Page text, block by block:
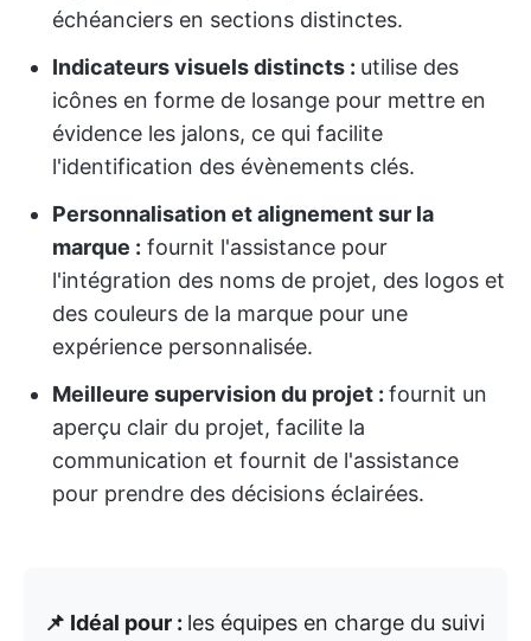
échéanciers en sections distinctes.
Indicateurs visuels distincts : utilise des
icônes en forme de losange pour mettre en
évidence les jalons, ce qui facilite
l'identification des évènements clés.
Personnalisation et alignement sur la
marque : fournit l'assistance pour
l'intégration des noms de projet, des logos et
des couleurs de la marque pour une
expérience personnalisée.
Meilleure supervision du projet : fournit un
aperçu clair du projet, facilite la
communication et fournit de l'assistance
pour prendre des décisions éclairées.
📌 Idéal pour : les équipes en charge du suivi